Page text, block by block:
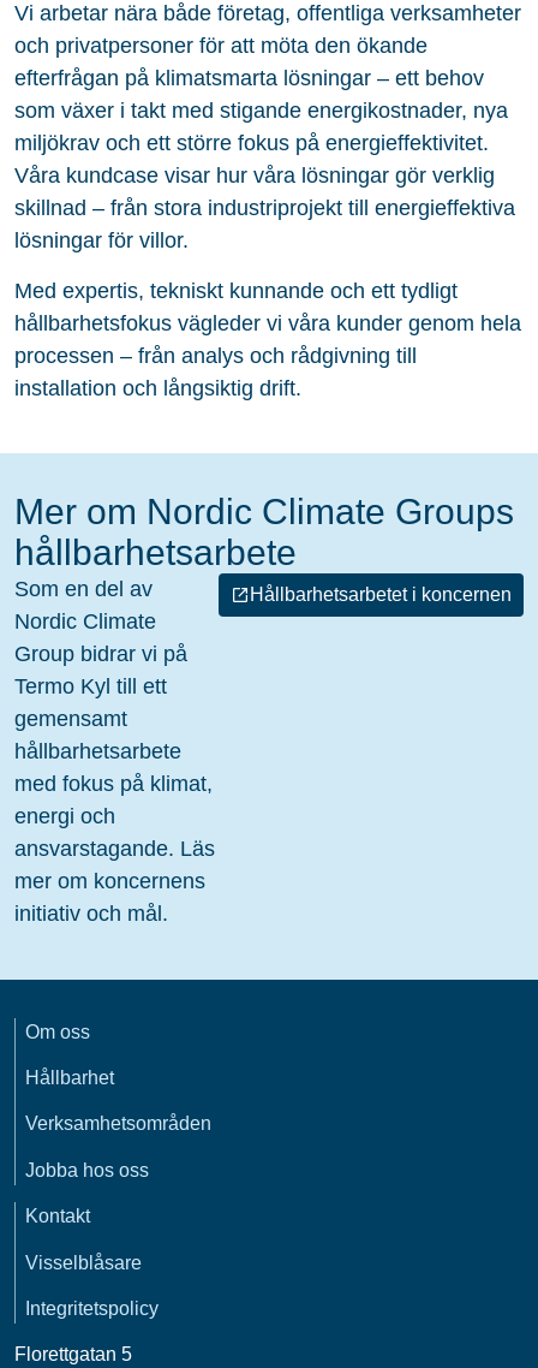
Vi arbetar nära både företag, offentliga verksamheter
och privatpersoner för att möta den ökande
efterfrågan på klimatsmarta lösningar – ett behov
som växer i takt med stigande energikostnader, nya
miljökrav och ett större fokus på energieffektivitet.
Våra kundcase visar hur våra lösningar gör verklig
skillnad – från stora industriprojekt till energieffektiva
lösningar för villor.
Med expertis, tekniskt kunnande och ett tydligt
hållbarhetsfokus vägleder vi våra kunder genom hela
processen – från analys och rådgivning till
installation och långsiktig drift.
Mer om Nordic Climate Groups
hållbarhetsarbete
Som en del av
Nordic Climate
Group bidrar vi på
Termo Kyl till ett
gemensamt
hållbarhetsarbete
med fokus på klimat,
energi och
ansvarstagande. Läs
mer om koncernens
initiativ och mål.
Hållbarhetsarbetet i koncernen
Om oss
Hållbarhet
Verksamhetsområden
Jobba hos oss
Kontakt
Visselblåsare
Integritetspolicy
Florettgatan 5